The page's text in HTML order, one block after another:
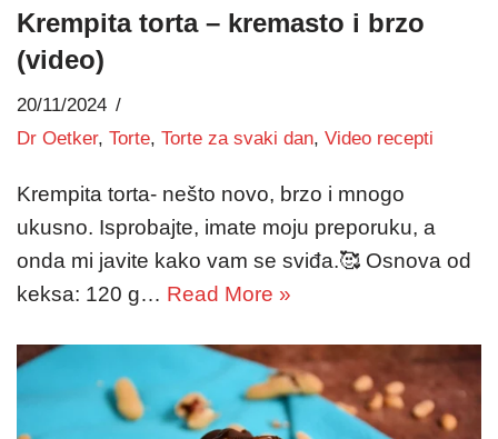
Krempita torta – kremasto i brzo
(video)
20/11/2024
Dr Oetker, Torte, Torte za svaki dan, Video recepti
Krempita torta- nešto novo, brzo i mnogo
ukusno. Isprobajte, imate moju preporuku, a
onda mi javite kako vam se sviđa.🥰 Osnova od
keksa: 120 g… Read More »